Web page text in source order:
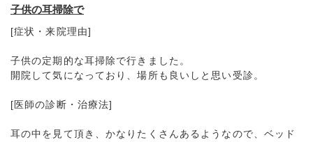
子供の耳掃除で
[症状・来院理由]
子供の定期的な耳掃除で行きました。
開院して気になっており、場所も良いしと思い受診。
[医師の診断・治療法]
耳の中を見て頂き、かなりたくさんあるようなので、ベッド